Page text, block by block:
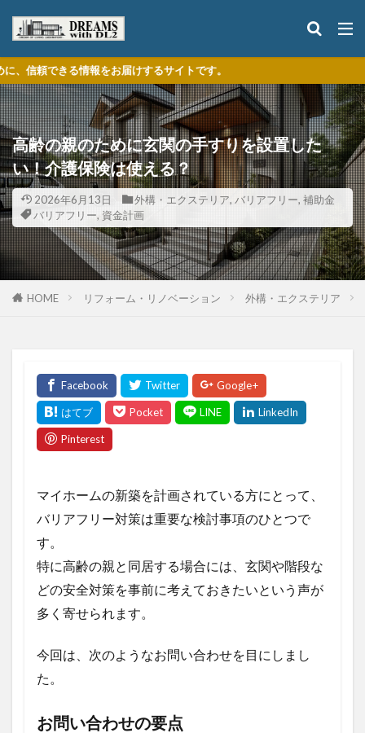
届けするサイトです。
高齢の親のために玄関の手すりを設置した
い！介護保険は使える？
2026年6月13日 外構・エクステリア, バリアフリー, 補助金
バリアフリー, 資金計画
HOME リフォーム・リノベーション 外構・エクステリア
マイホームの新築を計画されている方にとって、
バリアフリー対策は重要な検討事項のひとつで
す。
特に高齢の親と同居する場合には、玄関や階段な
どの安全対策を事前に考えておきたいという声が
多く寄せられます。
今回は、次のようなお問い合わせを目にしまし
た。
お問い合わせの要点